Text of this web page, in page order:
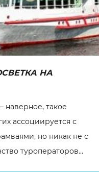
НА
наверное, такое
ассоциируется с
но никак не с
туроператоров...